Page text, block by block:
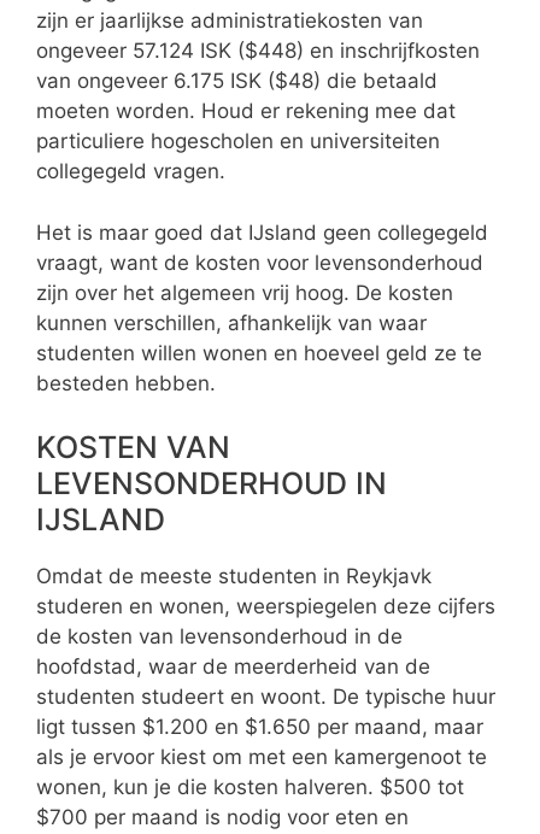
zijn er jaarlijkse administratiekosten van
ongeveer 57.124 ISK ($448) en inschrijfkosten
van ongeveer 6.175 ISK ($48) die betaald
moeten worden. Houd er rekening mee dat
particuliere hogescholen en universiteiten
collegegeld vragen.
Het is maar goed dat IJsland geen collegegeld
vraagt, want de kosten voor levensonderhoud
zijn over het algemeen vrij hoog. De kosten
kunnen verschillen, afhankelijk van waar
studenten willen wonen en hoeveel geld ze te
besteden hebben.
KOSTEN VAN
LEVENSONDERHOUD IN
IJSLAND
Omdat de meeste studenten in Reykjavk
studeren en wonen, weerspiegelen deze cijfers
de kosten van levensonderhoud in de
hoofdstad, waar de meerderheid van de
studenten studeert en woont. De typische huur
ligt tussen $1.200 en $1.650 per maand, maar
als je ervoor kiest om met een kamergenoot te
wonen, kun je die kosten halveren. $500 tot
$700 per maand is nodig voor eten en